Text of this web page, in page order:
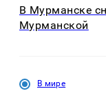
В Мурманске
Мурманской
В мире